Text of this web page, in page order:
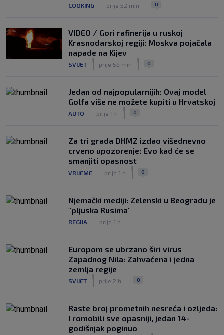
COOKING prije 52 min 0
VIDEO / Gori rafinerija u ruskoj
Krasnodarskoj regiji: Moskva pojačala
napade na Kijev
SVIJET prije 56 min 0
Jedan od najpopularnijih: Ovaj model
Golfa više ne možete kupiti u Hrvatskoj
AUTO prije 1 h 0
Za tri grada DHMZ izdao višednevno
crveno upozorenje: Evo kad će se
smanjiti opasnost
VRIJEME prije 1 h 0
Njemački mediji: Zelenski u Beogradu je
"pljuska Rusima"
REGIJA prije 1 h
Europom se ubrzano širi virus
Zapadnog Nila: Zahvaćena i jedna
zemlja regije
SVIJET prije 2 h 0
Raste broj prometnih nesreća i ozljeda:
I romobili sve opasniji, jedan 14-
godišnjak poginuo